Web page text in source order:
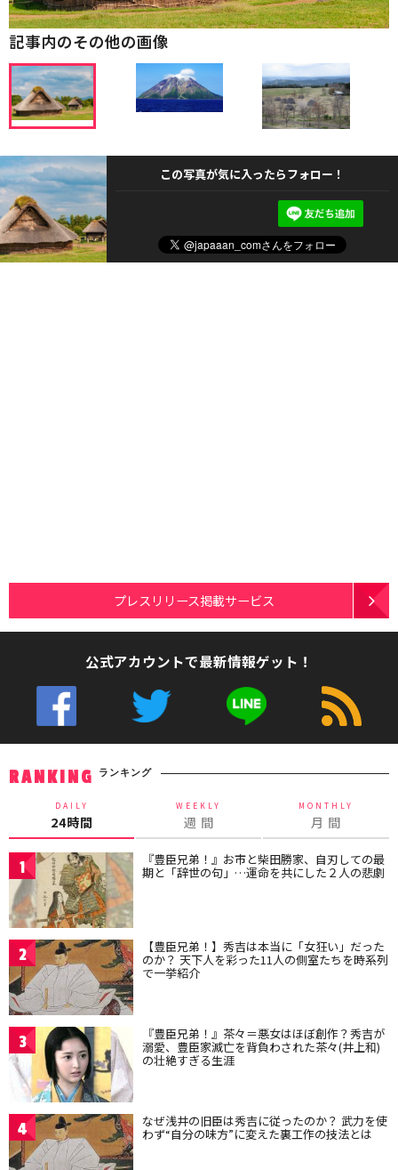
記事内のその他の画像
この写真が気に入ったらフォロー！
プレスリリース掲載サービス
公式アカウントで最新情報ゲット！
RANKING ランキング
DAILY
24時間
WEEKLY
週 間
MONTHLY
月 間
1 『豊臣兄弟！』お市と柴田勝家、自刃しての最
期と「辞世の句」…運命を共にした２人の悲劇
2 【豊臣兄弟！】秀吉は本当に「女狂い」だった
のか？ 天下人を彩った11人の側室たちを時系列
で一挙紹介
3 『豊臣兄弟！』茶々＝悪女はほぼ創作？秀吉が
溺愛、豊臣家滅亡を背負わされた茶々(井上和)
の壮絶すぎる生涯
4 なぜ浅井の旧臣は秀吉に従ったのか？ 武力を使
わず“自分の味方”に変えた裏工作の技法とは